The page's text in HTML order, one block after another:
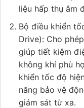
liệu hấp thụ âm
Bộ điều khiển
Drive): Cho
giúp tiết kiệm
không khí phù
khiển tốc độ
năng bảo vệ
giám sát từ xa.